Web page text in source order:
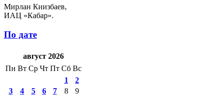
Мирлан Киизбаев,
ИАЦ «Кабар».
По дате
август 2026
Пн Вт Ср Чт Пт Сб Вс
1
2
3
4 5 6 7 8
9